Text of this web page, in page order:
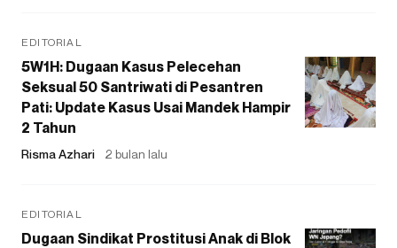
EDITORIAL
5W1H: Dugaan Kasus Pelecehan
Seksual 50 Santriwati di Pesantren
Pati: Update Kasus Usai Mandek Hampir
2 Tahun
Risma Azhari 2 bulan lalu
EDITORIAL
Dugaan Sindikat Prostitusi Anak di Blok